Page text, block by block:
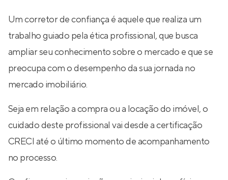
Um corretor de confiança é aquele que realiza um
trabalho guiado pela ética profissional, que busca
ampliar seu conhecimento sobre o mercado e que se
preocupa com o desempenho da sua jornada no
mercado imobiliário.
Seja em relação a compra ou a locação do imóvel, o
cuidado deste profissional vai desde a certificação
CRECI até o último momento de acompanhamento
no processo.